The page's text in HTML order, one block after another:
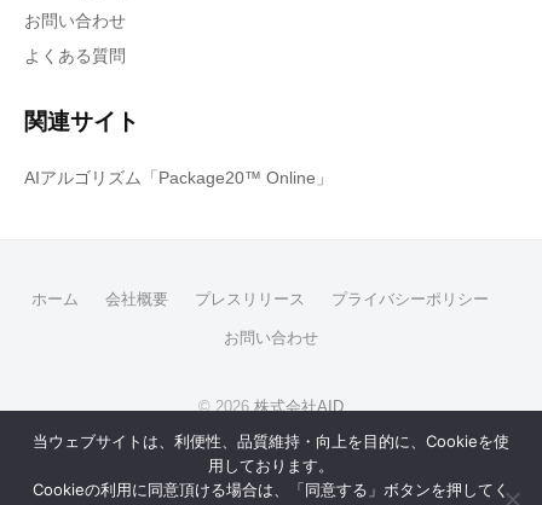
お問い合わせ
よくある質問
関連サイト
AIアルゴリズム「Package20™ Online」
ホーム 会社概要 プレスリリース プライバシーポリシー
お問い合わせ
© 2026株式会社AID
Powered by
WordPress
当ウェブサイトは、利便性、品質維持・向上を目的に、Cookieを使
用しております。
Cookieの利用に同意頂ける場合は、「同意する」ボタンを押してく